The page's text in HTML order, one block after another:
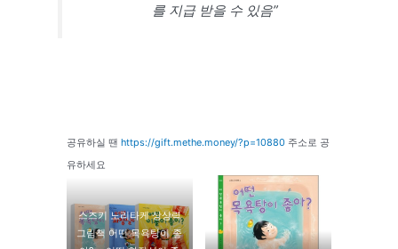
를 지급 받을 수 있음”
공유하실 땐 https://gift.methe.money/?p=10880주소로 공
유하세요
스즈키 노리타케 상상력
그림책 어떤 목욕탕이 좋